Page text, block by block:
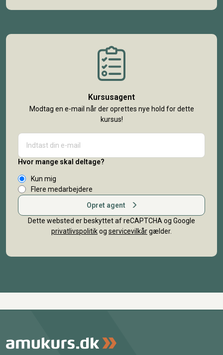
Kursusagent
Modtag en e-mail når der oprettes nye hold for dette
kursus!
Hvor mange skal deltage?
Kun mig
Flere medarbejdere
Opret agent
Dette websted er beskyttet af reCAPTCHA og Google
privatlivspolitikog servicevilkårgælder.